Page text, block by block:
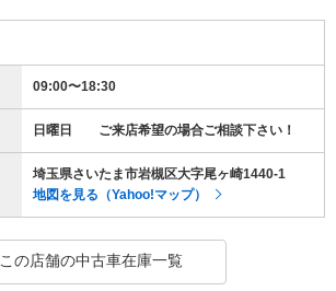
09:00〜18:30
日曜日 ご来店希望の場合ご相談下さい！
埼玉県さいたま市岩槻区大字尾ヶ崎1440-1
地図を見る（Yahoo!マップ）
この店舗の中古車在庫一覧